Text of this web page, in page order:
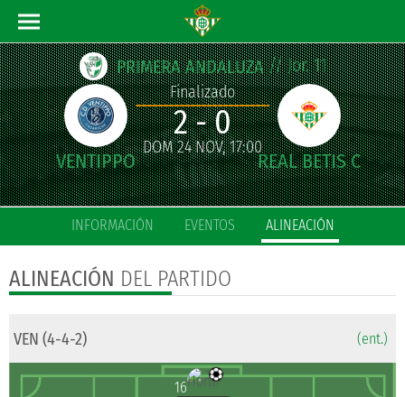
PRIMERA ANDALUZA// Jor. 11
Finalizado
2 - 0
DOM 24 NOV, 17:00
INFORMACIÓN EVENTOS ALINEACIÓN
ALINEACIÓN DEL PARTIDO
VEN (4-4-2) (ent.)
16